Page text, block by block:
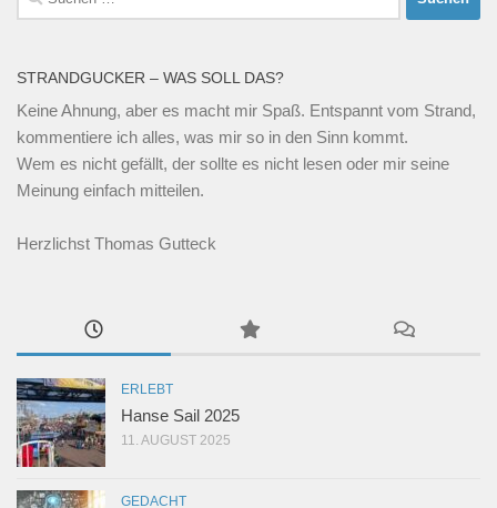
nach:
STRANDGUCKER – WAS SOLL DAS?
Keine Ahnung, aber es macht mir Spaß. Entspannt vom Strand,
kommentiere ich alles, was mir so in den Sinn kommt.
Wem es nicht gefällt, der sollte es nicht lesen oder mir seine
Meinung einfach mitteilen.
Herzlichst Thomas Gutteck
ERLEBT
Hanse Sail 2025
11. AUGUST 2025
GEDACHT